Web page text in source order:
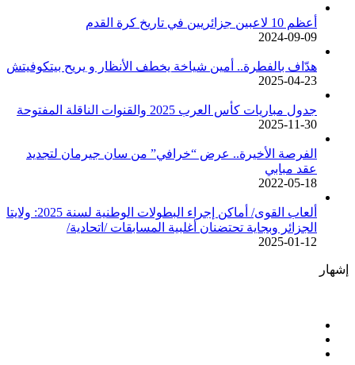
أعظم 10 لاعبين جزائريين في تاريخ كرة القدم
2024-09-09
هدّاف بالفطرة.. أمين شياخة يخطف الأنظار و يريح بيتكوفيتش
2025-04-23
جدول مباريات كأس العرب 2025 والقنوات الناقلة المفتوحة
2025-11-30
الفرصة الأخيرة.. عرض “خرافي” من سان جيرمان لتجديد
عقد مبابي
2022-05-18
ألعاب القوى/ أماكن إجراء البطولات الوطنية لسنة 2025: ولايتا
الجزائر وبجاية تحتضنان أغلبية المسابقات /اتحادية/
2025-01-12
إشهار